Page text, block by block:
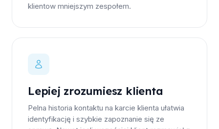
klientow mniejszym zespołem.
Lepiej zrozumiesz klienta
Pelna historia kontaktu na karcie klienta ułatwia
identyfikację i szybkie zapoznanie się ze